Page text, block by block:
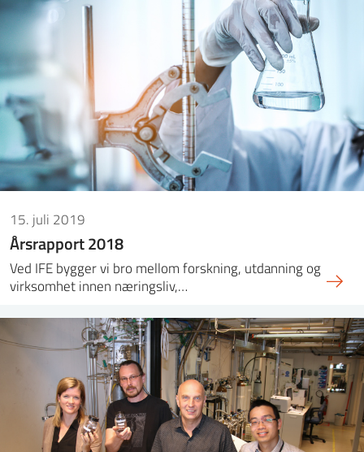
15. juli 2019
Årsrapport 2018
Ved IFE bygger vi bro mellom forskning, utdanning og
virksomhet innen næringsliv,…